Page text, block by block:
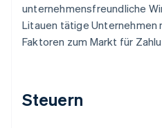
unternehmensfreundliche
Litauen tätige Unternehmen
Faktoren zum Markt für
Steuern